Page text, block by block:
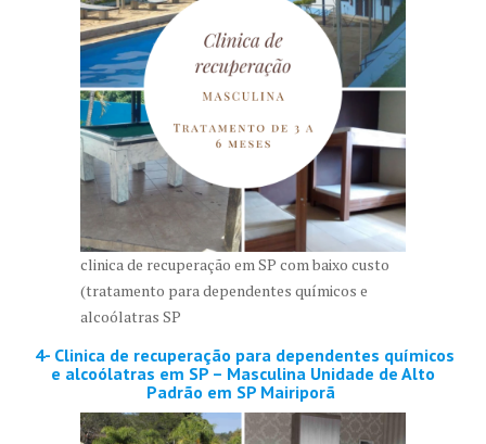
clinica de recuperação em SP com baixo custo
(tratamento para dependentes químicos e
alcoólatras SP
4- Clinica de recuperação para dependentes químicos
e alcoólatras em SP – Masculina Unidade de Alto
Padrão em SP Mairiporã